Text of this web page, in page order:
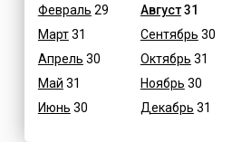
Февраль 29
Март31
Апрель 30
Май 31
Июнь 30
Август31
Сентябрь 30
Октябрь 31
Ноябрь 30
Декабрь 31